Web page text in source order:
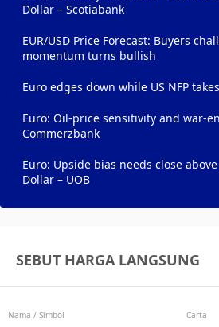
Dollar – Scotiabank
EUR/USD Price Forecast: Buyers
momentum turns bullish
Euro edges down while US NFP
Euro: Oil-price sensitivity and war-
Commerzbank
Euro: Upside bias needs close
Dollar – UOB
SEBUT HARGA LANGSUNG
Nama / Simbol Carta